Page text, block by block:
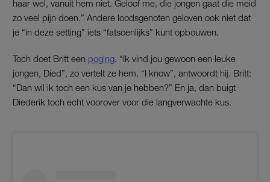
haar wel, vanuit hem niet. Geloof me, die jongen gaat die meid
zo veel pijn doen.” Andere loodsgenoten geloven ook niet dat
je “in deze setting” iets “fatsoenlijks” kunt opbouwen.
Toch doet Britt een poging . “Ik vind jou gewoon een leuke
jongen, Died”, zo vertelt ze hem. “I know”, antwoordt hij. Britt:
“Dan wil ik toch een kus van je hebben?” En ja, dan buigt
Diederik toch echt voorover voor die langverwachte kus.